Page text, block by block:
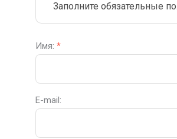
Заполните обязательные
Имя: *
E-mail: